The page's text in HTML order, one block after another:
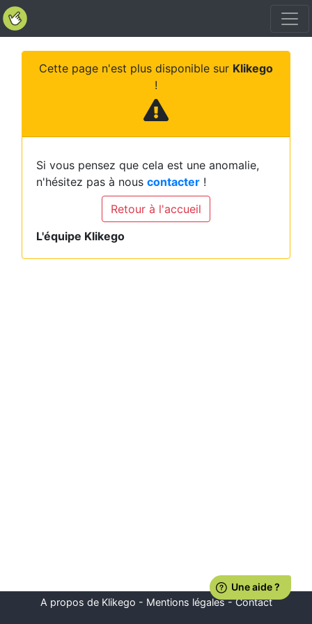
Cette page n'est plus disponible sur Klikego
!
Si vous pensez que cela est une anomalie,
n'hésitez pas à nous contacter !
Retour à l'accueil
L'équipe Klikego
A propos de Klikego - Mentions légales-Contact